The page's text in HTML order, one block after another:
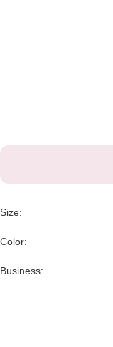
Size:
Color:
Business: